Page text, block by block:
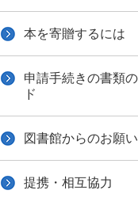
本を寄贈するには
申請手続きの書類
ド
図書館からのお願い
提携・相互協力